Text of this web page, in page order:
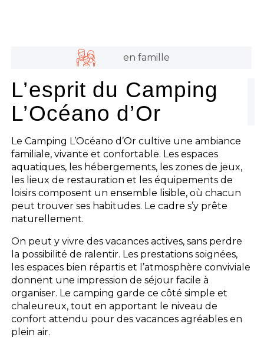
en famille
L’esprit du Camping
L’Océano d’Or
Le Camping L’Océano d’Or cultive une ambiance
familiale, vivante et confortable. Les espaces
aquatiques, les hébergements, les zones de jeux,
les lieux de restauration et les équipements de
loisirs composent un ensemble lisible, où chacun
peut trouver ses habitudes. Le cadre s’y prête
naturellement.
On peut y vivre des vacances actives, sans perdre
la possibilité de ralentir. Les prestations soignées,
les espaces bien répartis et l’atmosphère conviviale
donnent une impression de séjour facile à
organiser. Le camping garde ce côté simple et
chaleureux, tout en apportant le niveau de
confort attendu pour des vacances agréables en
plein air.